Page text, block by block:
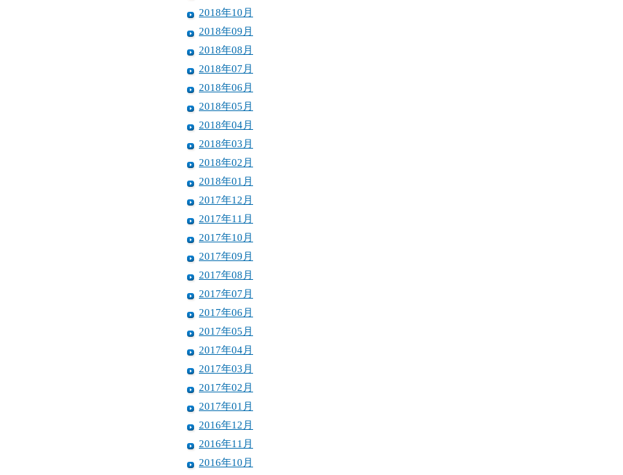
2018年10月
2018年09月
2018年08月
2018年07月
2018年06月
2018年05月
2018年04月
2018年03月
2018年02月
2018年01月
2017年12月
2017年11月
2017年10月
2017年09月
2017年08月
2017年07月
2017年06月
2017年05月
2017年04月
2017年03月
2017年02月
2017年01月
2016年12月
2016年11月
2016年10月